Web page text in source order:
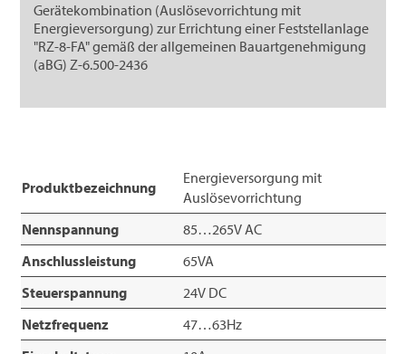
Gerätekombination (Auslösevorrichtung mit
Energieversorgung) zur Errichtung einer Feststellanlage
"RZ-8-FA" gemäß der allgemeinen Bauartgenehmigung
(aBG) Z-6.500-2436
Produktbezeichnung
Energieversorgung mit
Auslösevorrichtung
Nennspannung
85…265V AC
Anschlussleistung
65VA
Steuerspannung
24V DC
Netzfrequenz
47…63Hz